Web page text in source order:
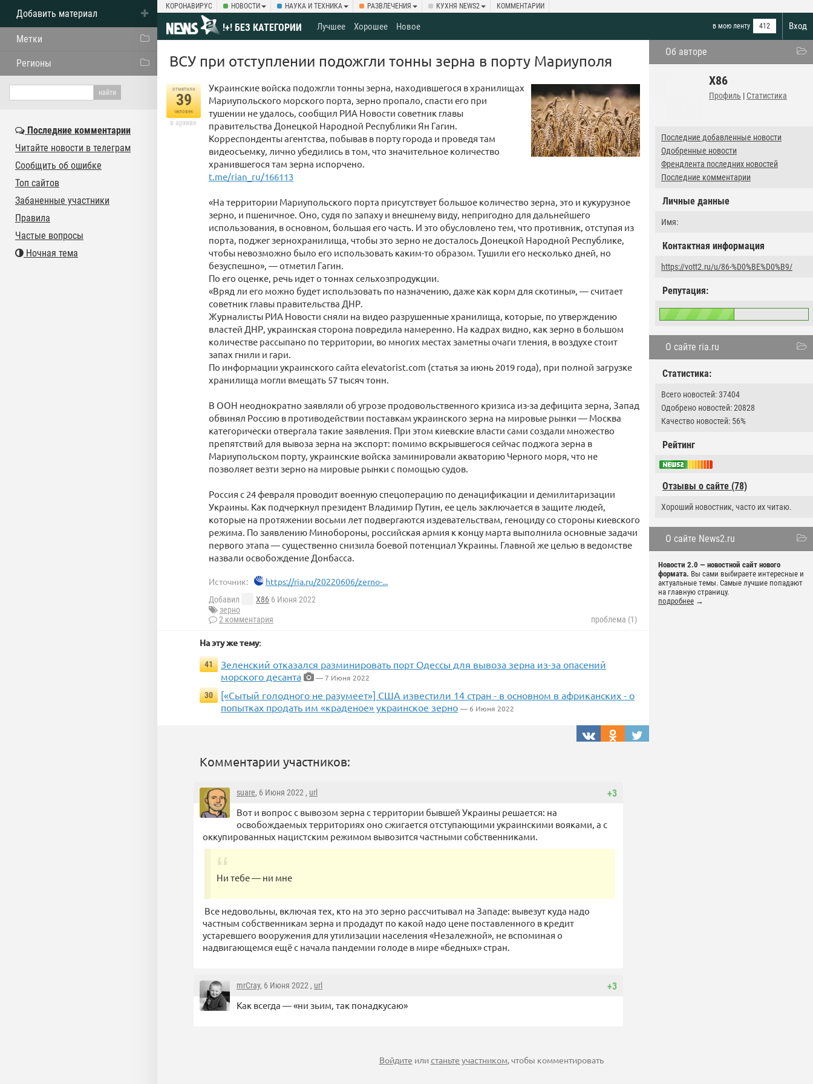
КОРОНАВИРУС НОВОСТИ НАУКА И ТЕХНИКА РАЗВЛЕЧЕНИЯ КУХНЯ NEWS2 КОММЕНТАРИИ
Вход
!+! БЕЗ КАТЕГОРИИ в мою ленту 412
Лучшее Хорошее Новое
Об авторе
X86
Профиль | Статистика
Последние добавленные новости
Одобренные новости
Френдлента последних новостей
Последние комментарии
Личные данные
Имя:
Контактная информация
https://vott2.ru/u/86-%D0%BE%D0%B9/
Репутация:
О сайте ria.ru
Статистика:
Всего новостей: 37404
Одобрено новостей: 20828
Качество новостей: 56%
Рейтинг
Отзывы о сайте (78)
Хороший новостник, часто их читаю.
О сайте News2.ru
Новости 2.0 — новостной сайт нового
формата. Вы сами выбираете интересные и
актуальные темы. Самые лучшие попадают
на главную страницу.
подробнее →
ВСУ при отступлении подожгли тонны зерна в порту Мариуполя
отметили
39
человек
в архиве
Украинские войска подожгли тонны зерна, находившегося в хранилищах
Мариупольского морского порта, зерно пропало, спасти его при
тушении не удалось, сообщил РИА Новости советник главы
правительства Донецкой Народной Республики Ян Гагин.
Корреспонденты агентства, побывав в порту города и проведя там
видеосъемку, лично убедились в том, что значительное количество
хранившегося там зерна испорчено.
t.me/rian_ru/166113
«На территории Мариупольского порта присутствует большое количество зерна, это и кукурузное
зерно, и пшеничное. Оно, судя по запаху и внешнему виду, непригодно для дальнейшего
использования, в основном, большая его часть. И это обусловлено тем, что противник, отступая из
порта, поджег зернохранилища, чтобы это зерно не досталось Донецкой Народной Республике,
чтобы невозможно было его использовать каким-то образом. Тушили его несколько дней, но
безуспешно», — отметил Гагин.
По его оценке, речь идет о тоннах сельхозпродукции.
«Вряд ли его можно будет использовать по назначению, даже как корм для скотины», — считает
советник главы правительства ДНР.
Журналисты РИА Новости сняли на видео разрушенные хранилища, которые, по утверждению
властей ДНР, украинская сторона повредила намеренно. На кадрах видно, как зерно в большом
количестве рассыпано по территории, во многих местах заметны очаги тления, в воздухе стоит
запах гнили и гари.
По информации украинского сайта elevatorist.com (статья за июнь 2019 года), при полной загрузке
хранилища могли вмещать 57 тысяч тонн.
В ООН неоднократно заявляли об угрозе продовольственного кризиса из-за дефицита зерна, Запад
обвинял Россию в противодействии поставкам украинского зерна на мировые рынки — Москва
категорически отвергала такие заявления. При этом киевские власти сами создали множество
препятствий для вывоза зерна на экспорт: помимо вскрывшегося сейчас поджога зерна в
Мариупольском порту, украинские войска заминировали акваторию Черного моря, что не
позволяет везти зерно на мировые рынки с помощью судов.
Россия с 24 февраля проводит военную спецоперацию по денацификации и демилитаризации
Украины. Как подчеркнул президент Владимир Путин, ее цель заключается в защите людей,
которые на протяжении восьми лет подвергаются издевательствам, геноциду со стороны киевского
режима. По заявлению Минобороны, российская армия к концу марта выполнила основные задачи
первого этапа — существенно снизила боевой потенциал Украины. Главной же целью в ведомстве
назвали освобождение Донбасса.
Источник: https://ria.ru/20220606/zerno-...
Добавил X86 6 Июня 2022
зерно
2 комментария
проблема (1)
На эту же тему:
41
Зеленский отказался разминировать порт Одессы для вывоза зерна из-за опасений
морского десанта
— 7 Июня 2022
30
[«Сытый голодного не разумеет»] США известили 14 стран - в основном в африканских - о
попытках продать им «краденое» украинское зерно — 6 Июня 2022
Комментарии участников:
+3
suare, 6 Июня 2022 , url
Вот и вопрос с вывозом зерна с территории бывшей Украины решается: на
освобождаемых территориях оно сжигается отступающими украинскими вояками, а с
оккупированных нацистским режимом вывозится частными собственниками.
Ни тебе — ни мне
Все недовольны, включая тех, кто на это зерно рассчитывал на Западе: вывезут куда надо
частным собственникам зерна и продадут по какой надо цене поставленного в кредит
устаревшего вооружения для утилизации населения «Незалежной», не вспоминая о
надвигающемся ещё с начала пандемии голоде в мире «бедных» стран.
+3
mrCray, 6 Июня 2022 , url
Как всегда — «ни зьим, так понадкусаю»
Войдите илистаньте участником, чтобы комментировать
Добавить материал
Метки
Регионы
Последние комментарии
Читайте новости в телеграм
Сообщить об ошибке
Топ сайтов
Забаненные участники
Правила
Частые вопросы
Ночная тема